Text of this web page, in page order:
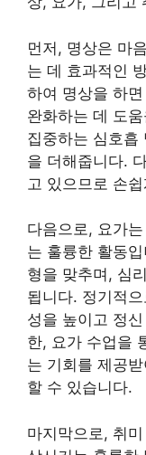
먼저, 명상은 마
는 데 효과적인
하여 명상을 하
완화하는 데 도
집중하는 심호흡
을 더해줍니다.
고 있으므로 손
다음으로, 요가
는 훌륭한 활동
형을 맞추며, 심
됩니다. 정기적
성을 높이고 정
한, 요가 수업을
는 기회를 제공
할 수 있습니다.
마지막으로, 취